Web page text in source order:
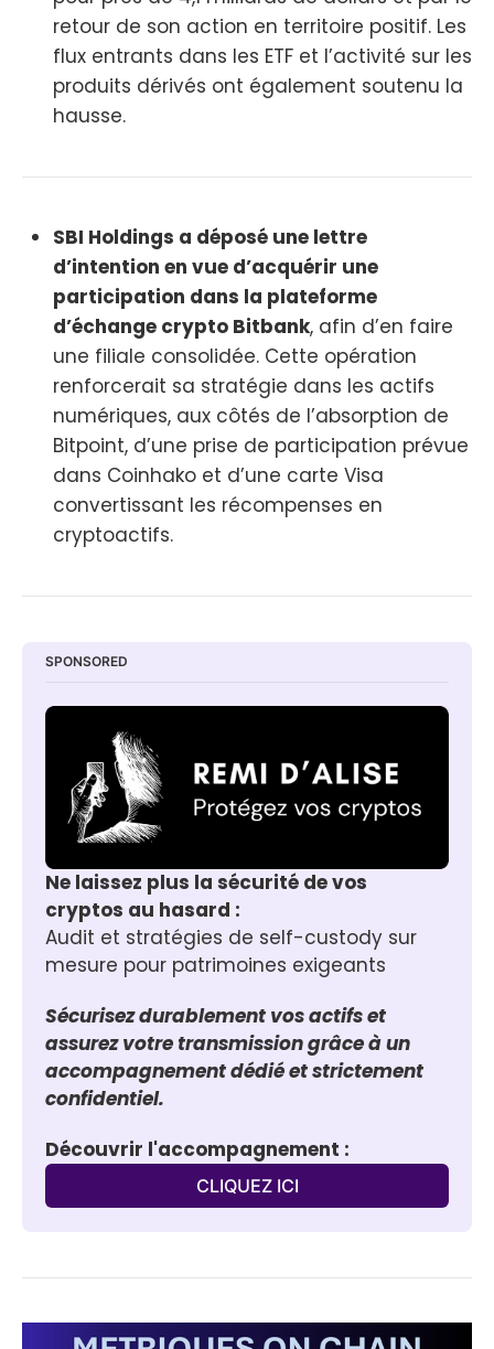
retour de son action en territoire positif. Les
flux entrants dans les ETF et l’activité sur les
produits dérivés ont également soutenu la
hausse.
SBI Holdings a déposé une lettre
d’intention en vue d’acquérir une
participation dans la plateforme
d’échange crypto Bitbank, afin d’en faire
une filiale consolidée. Cette opération
renforcerait sa stratégie dans les actifs
numériques, aux côtés de l’absorption de
Bitpoint, d’une prise de participation prévue
dans Coinhako et d’une carte Visa
convertissant les récompenses en
cryptoactifs.
SPONSORED
Ne laissez plus la sécurité de vos
cryptos au hasard :
Audit et stratégies de self-custody sur
mesure pour patrimoines exigeants
Sécurisez durablement vos actifs et
assurez votre transmission grâce à un
accompagnement dédié et strictement
confidentiel.
Découvrir l'accompagnement :
CLIQUEZ ICI